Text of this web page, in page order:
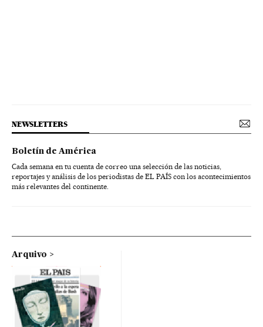
NEWSLETTERS
Boletín de América
Cada semana en tu cuenta de correo una selección de las noticias,
reportajes y análisis de los periodistas de EL PAÍS con los acontecimientos
más relevantes del continente.
Arquivo